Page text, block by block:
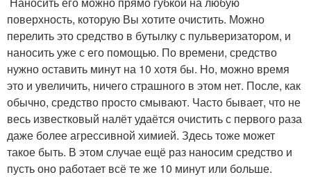
поверхность, которую Вы хотите очистить. Можно
перелить это средство в бутылку с пульверизатором, и
наносить уже с его помощью. По времени, средство
нужно оставить минут на 10 хотя бы. Но, можно время
это и увеличить, ничего страшного в этом нет. После, как
обычно, средство просто смывают. Часто бывает, что не
весь известковый налёт удаётся очистить с первого раза
даже более агрессивной химией. Здесь тоже может
такое быть. В этом случае ещё раз наносим средство и
пусть оно работает всё те же 10 минут или больше.